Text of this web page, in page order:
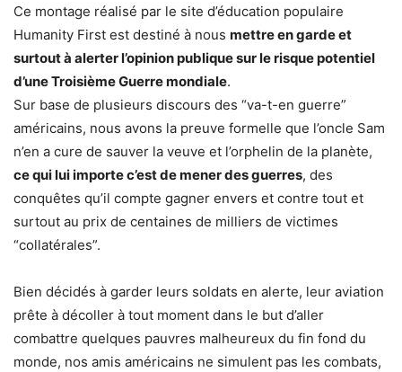
Ce montage réalisé par le site d’éducation populaire
Humanity First est destiné à nous mettre en garde et
surtout à alerter l’opinion publique sur le risque potentiel
d’une Troisième Guerre mondiale.
Sur base de plusieurs discours des “va-t-en guerre”
américains, nous avons la preuve formelle que l’oncle Sam
n’en a cure de sauver la veuve et l’orphelin de la planète,
ce qui lui importe c’est de mener des guerres, des
conquêtes qu’il compte gagner envers et contre tout et
surtout au prix de centaines de milliers de victimes
“collatérales”.
Bien décidés à garder leurs soldats en alerte, leur aviation
prête à décoller à tout moment dans le but d’aller
combattre quelques pauvres malheureux du fin fond du
monde, nos amis américains ne simulent pas les combats,